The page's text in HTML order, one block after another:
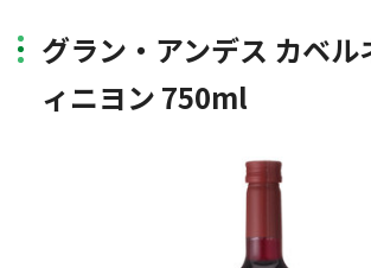
商品を探す レ
グラン・アンデス カベル
ィニヨン 750ml